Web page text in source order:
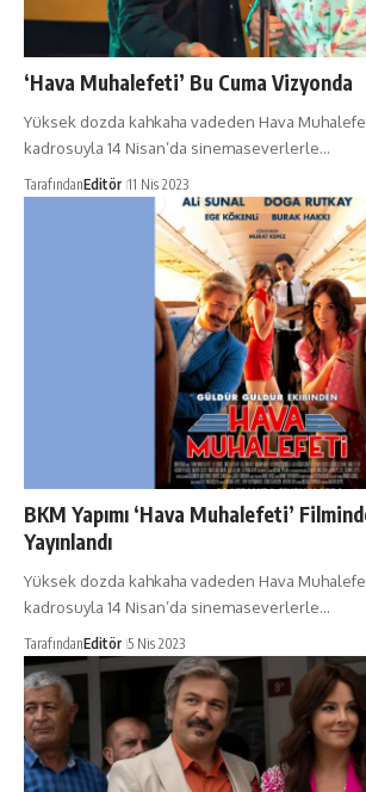
‘Hava Muhalefeti’ Bu Cuma Vizyonda
Yüksek dozda kahkaha vadeden Hava
kadrosuyla 14 Nisan’da sinemaseverlerle…
TarafındanEditör 11 Nis 2023
BKM Yapımı ‘Hava Muhalefeti’
Yayınlandı
Yüksek dozda kahkaha vadeden Hava
kadrosuyla 14 Nisan’da sinemaseverlerle…
TarafındanEditör 5 Nis 2023